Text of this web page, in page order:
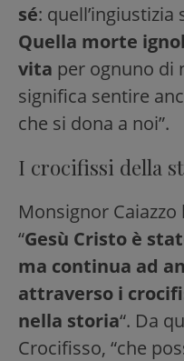
sé:
Quella morte
vita per ognuno di
significa sentire
che si dona a noi”.
I crocifissi della
Monsignor
“Gesù Cristo è
ma continua ad
attraverso i
nella storia“. Da
Crocifisso, “che